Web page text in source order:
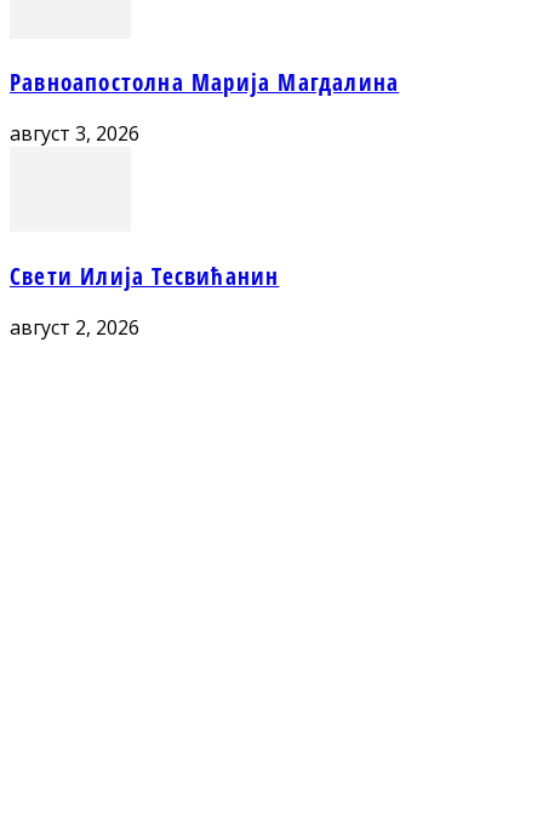
Равноапостолна Марија Магдалина
август 3, 2026
Свети Илија Тесвићанин
август 2, 2026